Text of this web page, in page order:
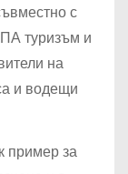
с
туризъм и
на
и водещи
пример за